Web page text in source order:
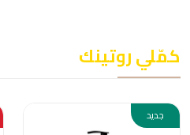
كمّلي روتينك
جديد